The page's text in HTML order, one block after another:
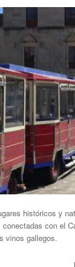
históricos y
conectadas con el
vinos gallegos.